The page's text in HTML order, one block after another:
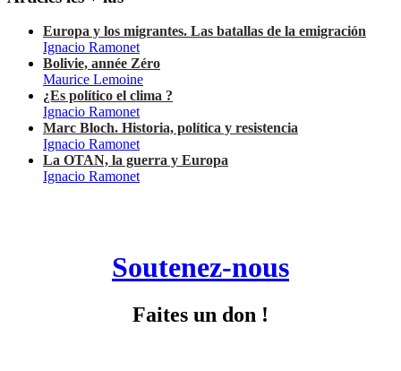
Europa y los migrantes. Las batallas de la emigración
Ignacio Ramonet
Bolivie, année Zéro
Maurice Lemoine
¿Es político el clima ?
Ignacio Ramonet
Marc Bloch. Historia, política y resistencia
Ignacio Ramonet
La OTAN, la guerra y Europa
Ignacio Ramonet
Soutenez-nous
Faites un don !